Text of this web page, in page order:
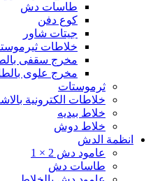
طاسات دش
كوع دفن
جيتات شاور
خلاطات
مخرج سقفى
مخرج علوى
ثرموستات
خلاطات الكترونية
خلاط بيديه
خلاط دوش
انظمة الدش
عامود دش 2 × 1
طاسات دش